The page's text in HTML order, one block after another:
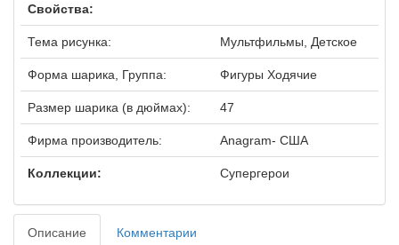
Свойства:
Тема рисунка: Мультфильмы, Детское
Форма шарика, Группа: Фигуры Ходячие
Размер шарика (в дюймах): 47
Фирма производитель: Anagram- США
Коллекции: Супергерои
Описание Комментарии